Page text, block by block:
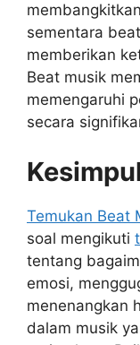
sementara
memberikan
Beat musik
memengaruhi
secara
Temukan Beat
soal mengikuti
tentang
emosi,
menenangkan
dalam musik